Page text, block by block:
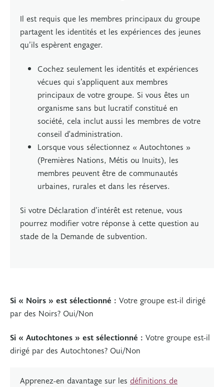
Il est requis que les membres principaux du groupe
partagent les identités et les expériences des jeunes
qu’ils espèrent engager.
Cochez seulement les identités et expériences
vécues qui s’appliquent aux membres
principaux de votre groupe. Si vous êtes un
organisme sans but lucratif constitué en
société, cela inclut aussi les membres de votre
conseil d'administration.
Lorsque vous sélectionnez « Autochtones »
(Premières Nations, Métis ou Inuits), les
membres peuvent être de communautés
urbaines, rurales et dans les réserves.
Si votre Déclaration d’intérêt est retenue, vous
pourrez modifier votre réponse à cette question au
stade de la Demande de subvention.
Si « Noirs » est sélectionné : Votre groupe est-il dirigé
par des Noirs? Oui/Non
Si « Autochtones » est sélectionné : Votre groupe est-il
dirigé par des Autochtones? Oui/Non
Apprenez-en davantage sur les définitions de